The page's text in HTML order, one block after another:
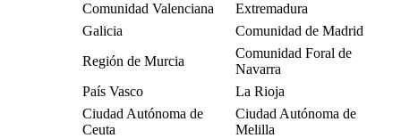
Comunidad Valenciana
Extremadura
Galicia
Comunidad de Madrid
Región de Murcia
Comunidad Foral de
Navarra
País Vasco
La Rioja
Ciudad Autónoma de
Ceuta
Ciudad Autónoma de
Melilla